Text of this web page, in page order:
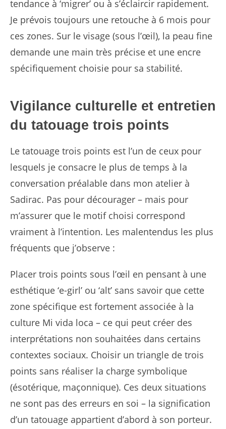
tendance à ‘migrer’ ou à s’éclaircir rapidement.
Je prévois toujours une retouche à 6 mois pour
ces zones. Sur le visage (sous l’œil), la peau fine
demande une main très précise et une encre
spécifiquement choisie pour sa stabilité.
Vigilance culturelle et entretien
du tatouage trois points
Le tatouage trois points est l’un de ceux pour
lesquels je consacre le plus de temps à la
conversation préalable dans mon atelier à
Sadirac. Pas pour décourager – mais pour
m’assurer que le motif choisi correspond
vraiment à l’intention. Les malentendus les plus
fréquents que j’observe :
Placer trois points sous l’œil en pensant à une
esthétique ‘e-girl’ ou ‘alt’ sans savoir que cette
zone spécifique est fortement associée à la
culture Mi vida loca – ce qui peut créer des
interprétations non souhaitées dans certains
contextes sociaux. Choisir un triangle de trois
points sans réaliser la charge symbolique
(ésotérique, maçonnique). Ces deux situations
ne sont pas des erreurs en soi – la signification
d’un tatouage appartient d’abord à son porteur.